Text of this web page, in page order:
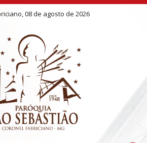
08 de agosto de 2026